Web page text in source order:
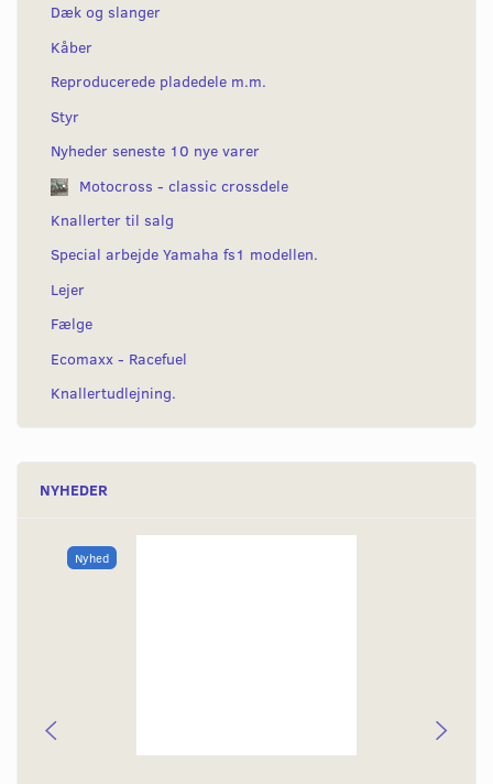
Dæk og slanger
Kåber
Reproducerede pladedele m.m.
Styr
Nyheder seneste 10 nye varer
Motocross - classic crossdele
Knallerter til salg
Special arbejde Yamaha fs1 modellen.
Lejer
Fælge
Ecomaxx - Racefuel
Knallertudlejning.
NYHEDER
Nyhed